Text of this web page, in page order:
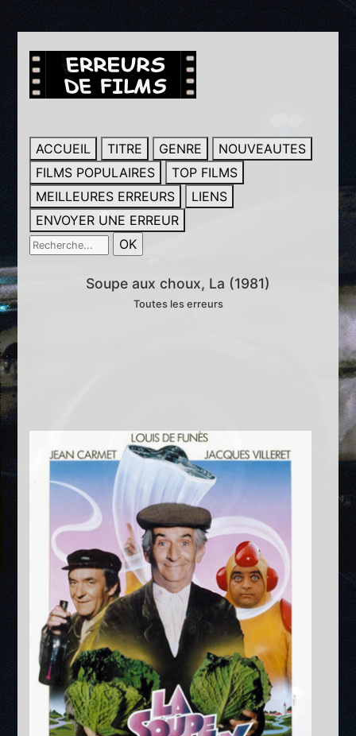
ACCUEIL TITRE GENRE
NOUVEAUTES
FILMS POPULAIRES
TOP FILMS
MEILLEURES ERREURS
LIENS
ENVOYER UNE ERREUR
Soupe aux choux, La (1981)
Toutes les erreurs